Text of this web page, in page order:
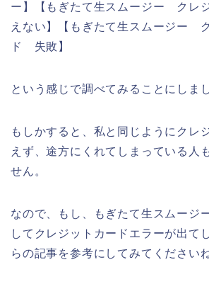
ー】【もぎたて生スムージー クレ
えない】【もぎたて生スムージー
ド 失敗】
という感じで調べてみることにしま
もしかすると、私と同じようにクレ
えず、途方にくれてしまっている人
せん。
なので、もし、もぎたて生スムージ
してクレジットカードエラーが出て
らの記事を参考にしてみてください